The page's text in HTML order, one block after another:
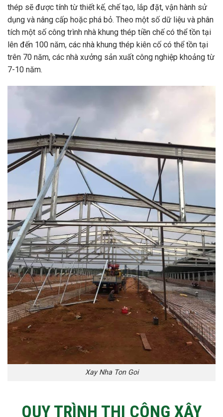
thép sẽ được tính từ thiết kế, chế tạo, lắp đặt, vận hành sử
dụng và nâng cấp hoặc phá bỏ. Theo một số dữ liệu và phân
tích một số công trình nhà khung thép tiền chế có thể tồn tại
lên đến 100 năm, các nhà khung thép kiên cố có thể tồn tại
trên 70 năm, các nhà xưởng sản xuất công nghiệp khoảng từ
7-10 năm.
Xay Nha Ton Goi
QUY TRÌNH THI CÔNG XÂY